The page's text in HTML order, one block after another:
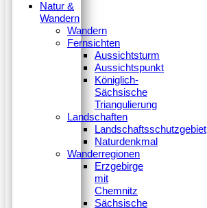
Natur &
Wandern
Wandern
Fernsichten
Aussichtsturm
Aussichtspunkt
Königlich-
Sächsische
Triangulierung
Landschaften
Landschaftsschutzgebiet
Naturdenkmal
Wanderregionen
Erzgebirge
mit
Chemnitz
Sächsische